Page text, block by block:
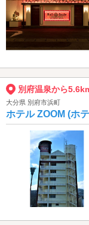
別府温泉から
大分県 別府市浜町
ホテル ZOOM (ホ